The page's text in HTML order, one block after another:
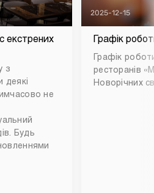
екстрених
з
деякі
не
Будь
2025-12-15
Графік
Графік
ресторанів
Новорічних